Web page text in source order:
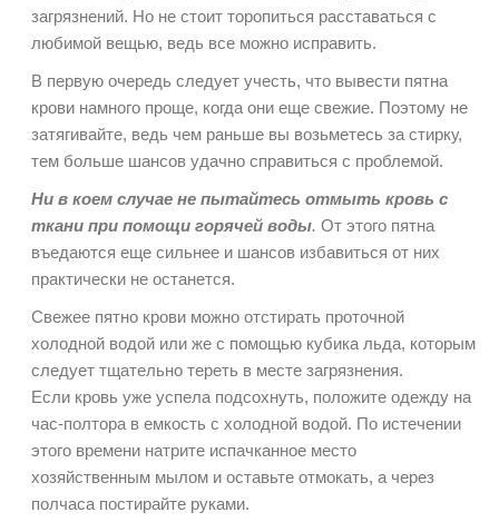
загрязнений. Но не стоит торопиться расставаться с
любимой вещью, ведь все можно исправить.
В первую очередь следует учесть, что вывести пятна
крови намного проще, когда они еще свежие. Поэтому не
затягивайте, ведь чем раньше вы возьметесь за стирку,
тем больше шансов удачно справиться с проблемой.
Ни в коем случае не пытайтесь отмыть кровь с
ткани при помощи горячей воды. От этого пятна
въедаются еще сильнее и шансов избавиться от них
практически не останется.
Свежее пятно крови можно отстирать проточной
холодной водой или же с помощью кубика льда, которым
следует тщательно тереть в месте загрязнения.
Если кровь уже успела подсохнуть, положите одежду на
час-полтора в емкость с холодной водой. По истечении
этого времени натрите испачканное место
хозяйственным мылом и оставьте отмокать, а через
полчаса постирайте руками.